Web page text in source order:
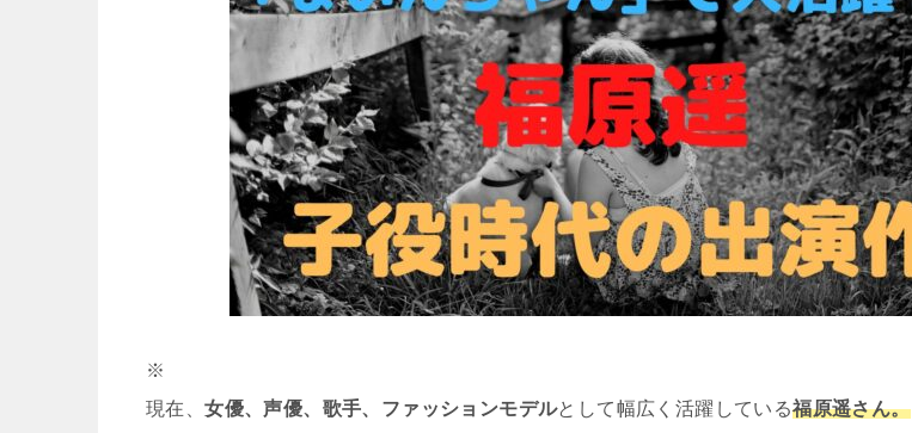
※
現在、女優、声優、歌手、ファッションモデルとして幅広く活躍している福原遥さん。